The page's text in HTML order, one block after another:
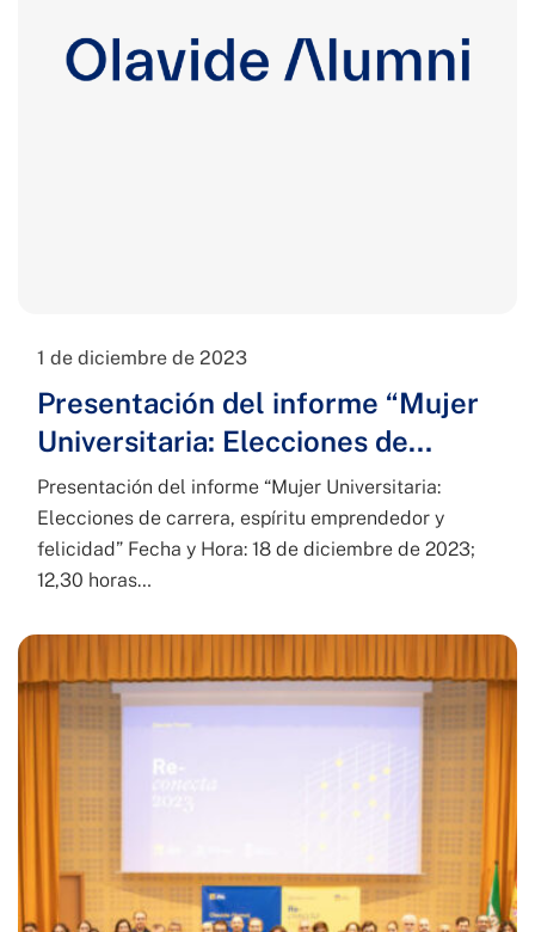
1 de diciembre de 2023
Presentación del informe “Mujer
Universitaria: Elecciones de…
Presentación del informe “Mujer Universitaria:
Elecciones de carrera, espíritu emprendedor y
felicidad” Fecha y Hora: 18 de diciembre de 2023;
12,30 horas…